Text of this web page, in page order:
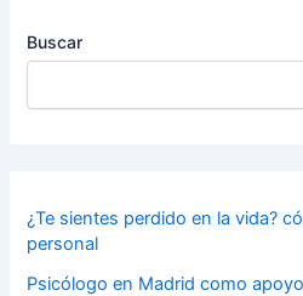
Buscar
¿Te sientes perdido en la vida?
personal
Psicólogo en Madrid como